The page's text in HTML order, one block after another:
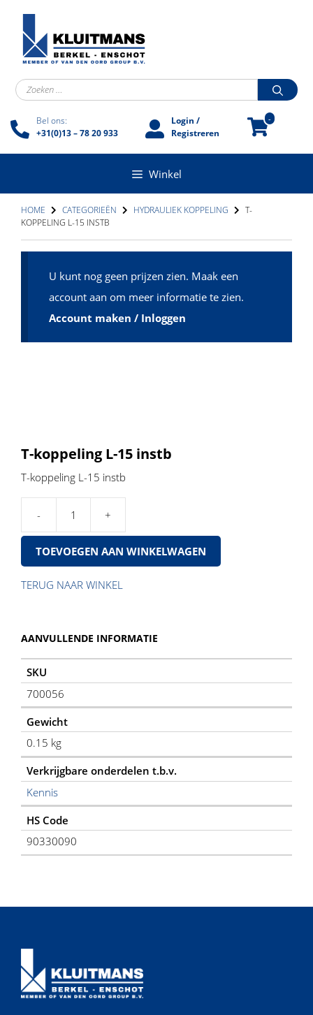
inhoud
Zoek
naar:
Bel ons:
+31(0)13 – 78 20 933
Login /
Registreren
-
Winkel
HOME CATEGORIEËN HYDRAULIEK KOPPELING
T-
KOPPELING L-15 INSTB
Account maken / Inloggen
U kunt nog geen prijzen zien. Maak een
account aan om meer informatie te zien.
T-koppeling L-15 instb
T-koppeling L-15 instb
koppeling
L-
15
TOEVOEGEN AAN WINKELWAGEN
TERUG NAAR WINKEL
AANVULLENDE INFORMATIE
SKU
700056
Gewicht
0.15 kg
Verkrijgbare onderdelen t.b.v.
Kennis
HS Code
90330090